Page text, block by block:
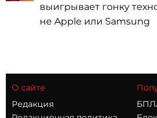
выигрывает гонку
не Apple или Samsung
О сайте
Редакция